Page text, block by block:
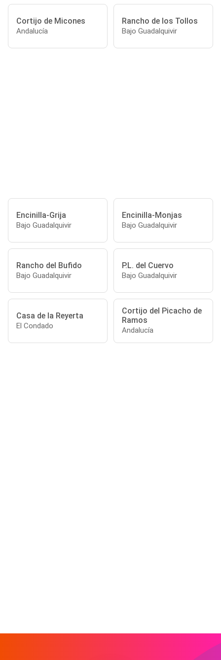
Cortijo de Micones
Andalucía
Rancho de los Tollos
Bajo Guadalquivir
Encinilla-Grija
Bajo Guadalquivir
Encinilla-Monjas
Bajo Guadalquivir
Rancho del Bufido
Bajo Guadalquivir
P.L. del Cuervo
Bajo Guadalquivir
Casa de la Reyerta
El Condado
Cortijo del Picacho de
Ramos
Andalucía